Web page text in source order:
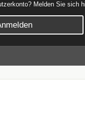
Melden Sie sich